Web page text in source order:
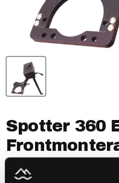
Spotter 360
byBoatshield